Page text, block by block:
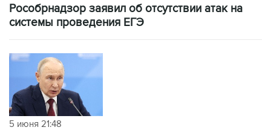
Рособрнадзор заявил об отсутствии атак на
системы проведения ЕГЭ
5 июня 21:48